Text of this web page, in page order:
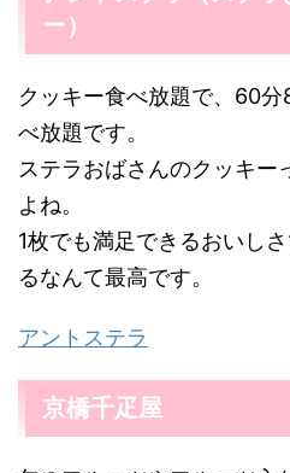
ー）
クッキー食べ放題で、60
べ放題です。
ステラおばさんのクッキー
よね。
1枚でも満足できるおいし
るなんて最高です。
アントステラ
京橋千疋屋